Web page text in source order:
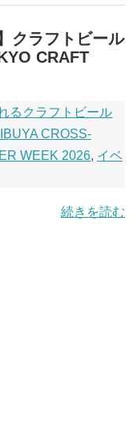
クラフトビール
CRAFT
るクラフトビール
CROSS-
WEEK 2026, イベ
続きを読む